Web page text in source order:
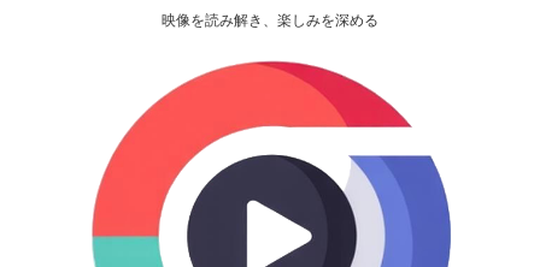
映像を読み解き、楽しみを深める